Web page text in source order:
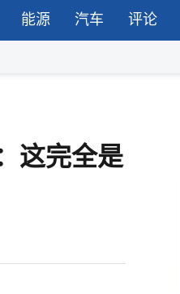
能源 汽车 评论
这完全是